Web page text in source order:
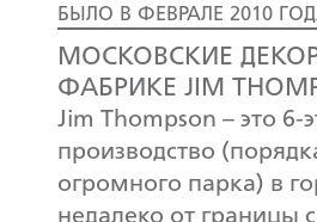
БЫЛО В ФЕВРАЛЕ 2010
МОСКОВСКИЕ
ФАБРИКЕ JIM
Jim Thompson – это 6-
производство
огромного парка) в
недалеко от границы